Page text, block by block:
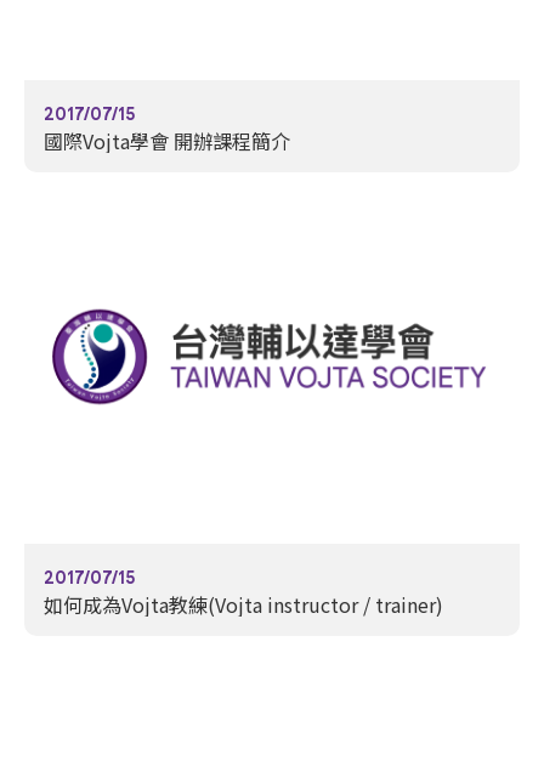
2017/07/15
國際Vojta學會 開辦課程簡介
2017/07/15
如何成為Vojta教練(Vojta instructor / trainer)